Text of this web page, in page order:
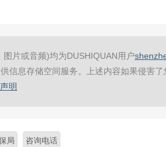
片或音频)均为DUSHIQUAN用户
信息存储空间服务。上述内容如果侵害
明
局 咨询电话